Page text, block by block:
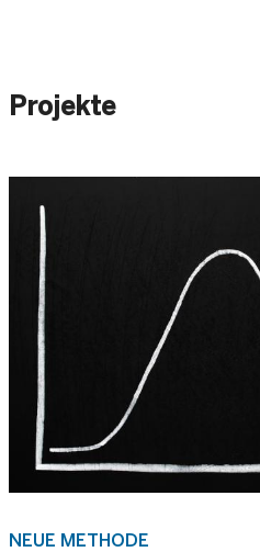
Projekte
NEUE METHODE